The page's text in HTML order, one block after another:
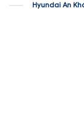
Hyundai An